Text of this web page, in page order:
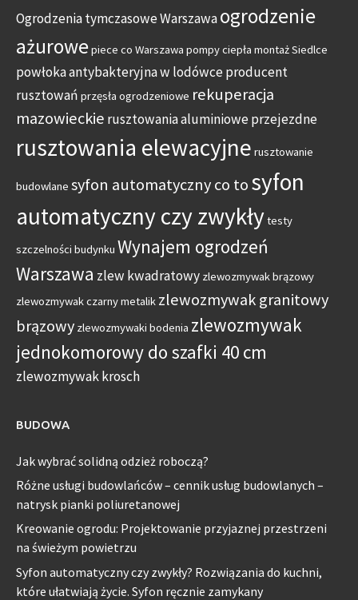
Ogrodzenia tymczasowe Warszawaogrodzenie
ażurowepiece co Warszawa pompy ciepła montaż Siedlce
powłoka antybakteryjna w lodówceproducent
rusztowań przęsła ogrodzeniowe rekuperacja
mazowieckie rusztowania aluminiowe przejezdne
rusztowania elewacyjne rusztowanie
budowlane syfon automatyczny co tosyfon
automatyczny czy zwykłytesty
szczelności budynku Wynajem ogrodzeń
Warszawa zlew kwadratowy zlewozmywak brązowy
zlewozmywak czarny metalik zlewozmywak granitowy
brązowy zlewozmywaki bodenia zlewozmywak
jednokomorowy do szafki 40 cm
zlewozmywak krosch
BUDOWA
Jak wybrać solidną odzież roboczą?
Różne usługi budowlańców – cennik usług budowlanych –
natrysk pianki poliuretanowej
Kreowanie ogrodu: Projektowanie przyjaznej przestrzeni
na świeżym powietrzu
Syfon automatyczny czy zwykły? Rozwiązania do kuchni,
które ułatwiają życie. Syfon ręcznie zamykany